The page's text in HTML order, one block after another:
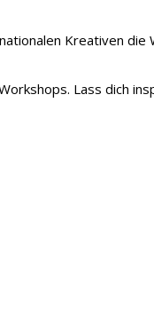
Kreativen die
Lass dich